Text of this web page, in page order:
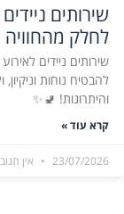
שירותים
לחלק מהחוויה
שירותים ניידים
להבטיח נוחות
והיתרונות! 🚽✨
קרא עוד »
23/07/2026 אין